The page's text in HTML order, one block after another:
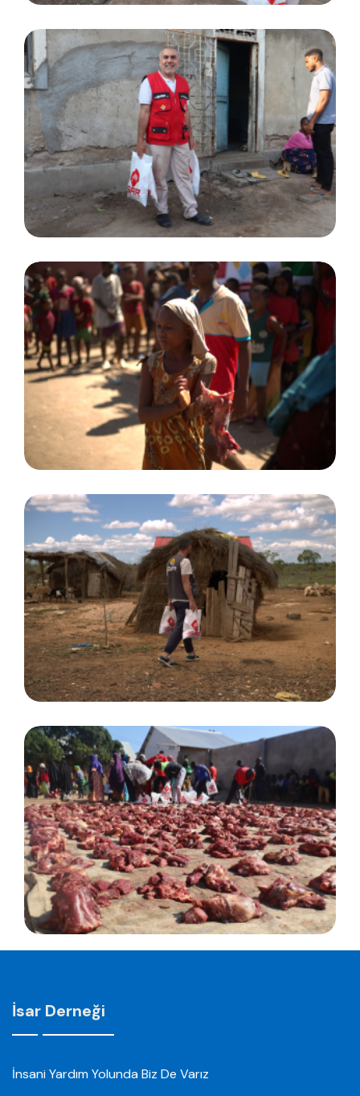
İsar Derneği
İnsani Yardım Yolunda Biz De Varız